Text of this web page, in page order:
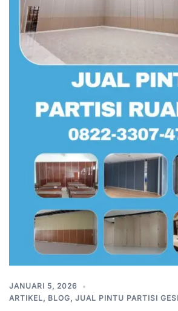
JANUARI 5, 2026
ARTIKEL, BLOG, JUAL PINTU PARTISI